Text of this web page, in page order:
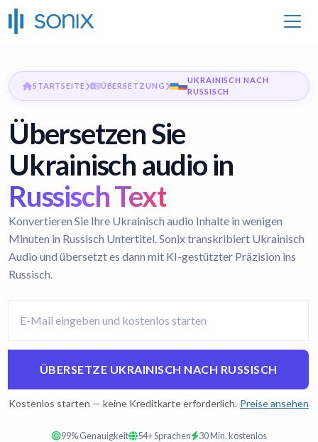
STARTSEITE ÜBERSETZUNG
UKRAINISCH NACH
RUSSISCH
Übersetzen Sie
Ukrainisch audio in
Russisch Text
Konvertieren Sie Ihre Ukrainisch audio Inhalte in wenigen
Minuten in Russisch Untertitel. Sonix transkribiert Ukrainisch
Audio und übersetzt es dann mit KI-gestützter Präzision ins
Russisch.
ÜBERSETZE UKRAINISCH NACH RUSSISCH
Kostenlos starten — keine Kreditkarte erforderlich. Preise ansehen
99% Genauigkeit 54+ Sprachen 30 Min. kostenlos